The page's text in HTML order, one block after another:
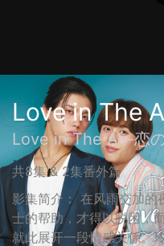
Love in The
Love in The Air-恋
共8集 & 2集番外篇
影集简介： 在风雨交加的
士的帮助，才得以脱困，
就此展开一段情感关係。